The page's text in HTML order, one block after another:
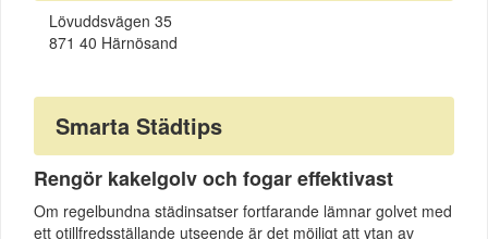
Lövuddsvägen 35
871 40 Härnösand
Smarta Städtips
Rengör kakelgolv och fogar effektivast
Om regelbundna städinsatser fortfarande lämnar golvet med
ett otillfredsställande utseende är det möjligt att ytan av